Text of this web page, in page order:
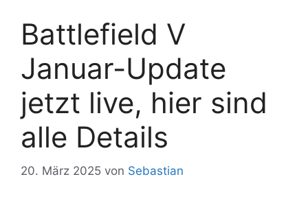
Battlefield V
Januar-Update
jetzt live, hier sind
alle Details
20. März 2025 von Sebastian